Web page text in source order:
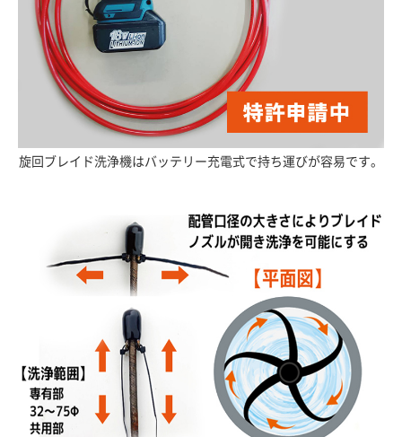
旋回ブレイド洗浄機はバッテリー充電式で持ち運びが容易です。